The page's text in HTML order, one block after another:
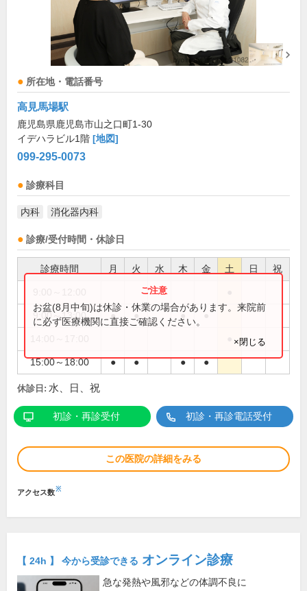
所在地・電話番号
高見馬場駅
鹿児島県鹿児島市山之口町1-30
イデハラビル1階 [地図]
099-295-0073
診療科目
内科 消化器内科
診療/受付時間・休診日
診療時間 月 火 水 木 金 土 日 祝
9:00～13:00 ● ● ● ●
15:00～18:00 ● ● ● ●
お盆(8月中旬)は休診・休業の場合があります。来院前
に必ず医療機関に直接ご確認ください。
×閉じる
休診日: 水、日、祝
初診・再診受付 初診・再診電話受付
この医院の詳細をみる
アクセス数※
【 24h 】 今から受診できる オンライン診療
急な発熱や風邪などの体調不良に